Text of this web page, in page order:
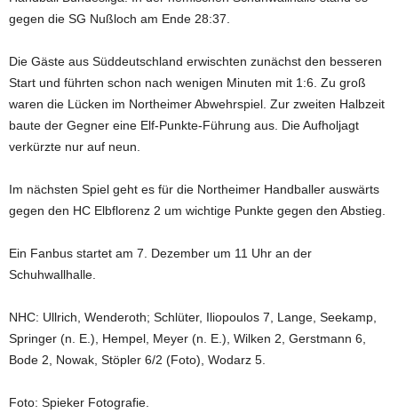
gegen die SG Nußloch am Ende 28:37.
Die Gäste aus Süddeutschland erwischten zunächst den besseren
Start und führten schon nach wenigen Minuten mit 1:6. Zu groß
waren die Lücken im Northeimer Abwehrspiel. Zur zweiten Halbzeit
baute der Gegner eine Elf-Punkte-Führung aus. Die Aufholjagt
verkürzte nur auf neun.
Im nächsten Spiel geht es für die Northeimer Handballer auswärts
gegen den HC Elbflorenz 2 um wichtige Punkte gegen den Abstieg.
Ein Fanbus startet am 7. Dezember um 11 Uhr an der
Schuhwallhalle.
NHC: Ullrich, Wenderoth; Schlüter, Iliopoulos 7, Lange, Seekamp,
Springer (n. E.), Hempel, Meyer (n. E.), Wilken 2, Gerstmann 6,
Bode 2, Nowak, Stöpler 6/2 (Foto), Wodarz 5.
Foto: Spieker Fotografie.